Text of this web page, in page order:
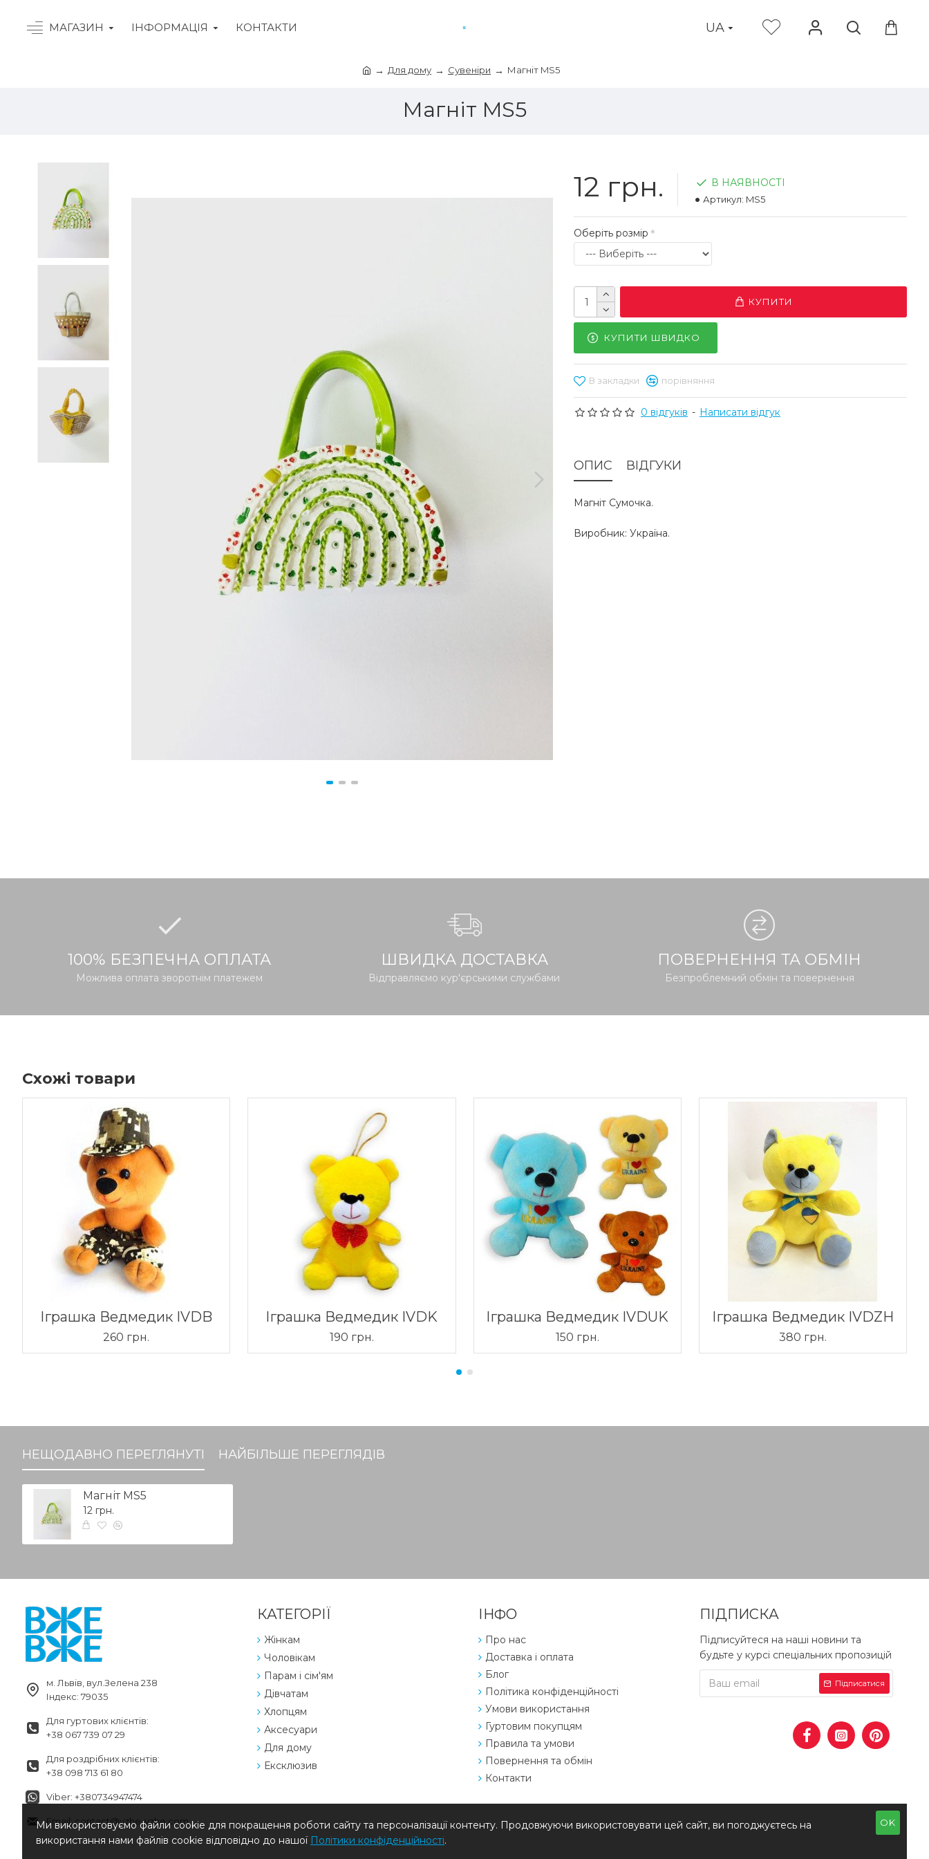
МАГАЗИН ІНФОРМАЦІЯ КОНТАКТИ UA
Для дому Сувеніри Магніт MS5
Магніт MS5
0 відгуків - Написати відгук
12 грн. В НАЯВНОСТІ
Артикул: MS5
Оберіть розмір
КУПИТИ
КУПИТИ ШВИДКО
В закладки порівняння
ОПИС ВІДГУКИ
Магніт Сумочка.
Виробник: Україна.
100% БЕЗПЕЧНА ОПЛАТА
Можлива оплата зворотнім платежем
ШВИДКА ДОСТАВКА
Відправляємо кур'єрськими службами
ПОВЕРНЕННЯ ТА ОБМІН
Безпроблемний обмін та повернення
Схожі товари
Іграшка Ведмедик IVDB
260 грн.
Іграшка Ведмедик IVDK
190 грн.
Іграшка Ведмедик IVDUK
150 грн.
Іграшка Ведмедик IVDZH
380 грн.
НЕЩОДАВНО ПЕРЕГЛЯНУТІ НАЙБІЛЬШЕ ПЕРЕГЛЯДІВ
Магніт MS5
12 грн.
м. Львів, вул.Зелена 238
Індекс: 79035
Для гуртових клієнтів:
+38 067 739 07 29
Для роздрібних клієнтів:
+38 098 713 61 80
Viber: +380734947474
Email: contact@vzhe-vzhe.com
КАТЕГОРІЇ
Жінкам
Чоловікам
Парам і сім'ям
Дівчатам
Хлопцям
Аксесуари
Для дому
Ексклюзив
ІНФО
Про нас
Доставка і оплата
Блог
Політика конфіденційності
Умови використання
Гуртовим покупцям
Правила та умови
Повернення та обмін
Контакти
ПІДПИСКА
Підписуйтеся на наші новини та
будьте у курсі спеціальних пропозицій
Підписатися
OK
Ми використовуємо файли cookie для покращення роботи сайту та персоналізації контенту. Продовжуючи використовувати цей сайт, ви погоджуєтесь на
використання нами файлів cookie відповідно до нашої Політики конфіденційності.